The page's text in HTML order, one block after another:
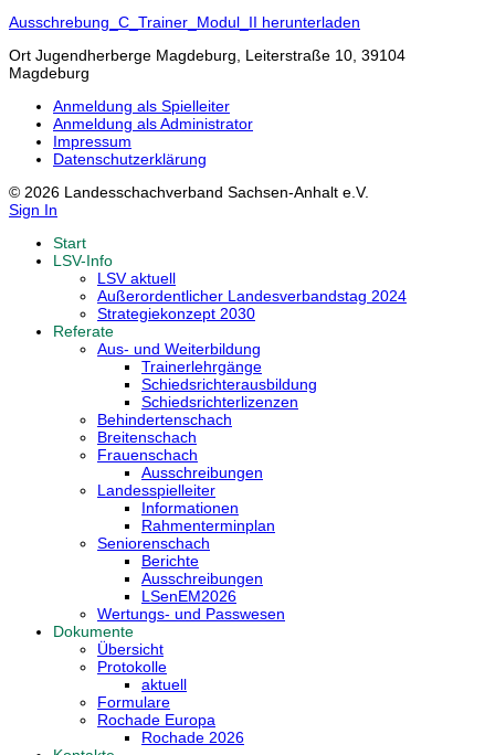
Ausschrebung_C_Trainer_Modul_II herunterladen
Ort Jugendherberge Magdeburg, Leiterstraße 10, 39104
Magdeburg
Anmeldung als Spielleiter
Anmeldung als Administrator
Impressum
Datenschutzerklärung
© 2026 Landesschachverband Sachsen-Anhalt e.V.
Sign In
Start
LSV-Info
LSV aktuell
Außerordentlicher Landesverbandstag 2024
Strategiekonzept 2030
Referate
Aus- und Weiterbildung
Trainerlehrgänge
Schiedsrichterausbildung
Schiedsrichterlizenzen
Behindertenschach
Breitenschach
Frauenschach
Ausschreibungen
Landesspielleiter
Informationen
Rahmenterminplan
Seniorenschach
Berichte
Ausschreibungen
LSenEM2026
Wertungs- und Passwesen
Dokumente
Übersicht
Protokolle
aktuell
Formulare
Rochade Europa
Rochade 2026